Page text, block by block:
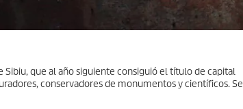
que al año siguiente consiguió el título de capital
conservadores de monumentos y científicos. Se